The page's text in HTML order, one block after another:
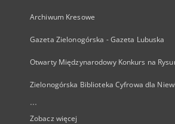
Archiwum Kresowe
Gazeta Zielonogórska - Gazeta Lubuska
Otwarty Międzynarodowy Konkurs na
Zielonogórska Biblioteka Cyfrowa dla
...
Zobacz więcej